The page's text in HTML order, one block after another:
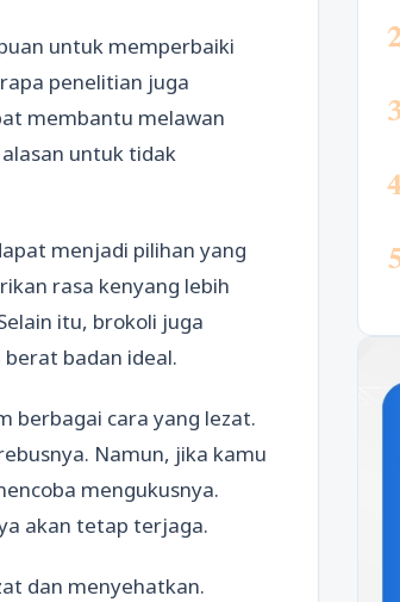
untuk memperbaiki
penelitian juga
membantu melawan
untuk tidak
menjadi pilihan yang
rasa kenyang lebih
itu, brokoli juga
badan ideal.
berbagai cara yang lezat.
Namun, jika kamu
mengukusnya.
akan tetap terjaga.
dan menyehatkan.